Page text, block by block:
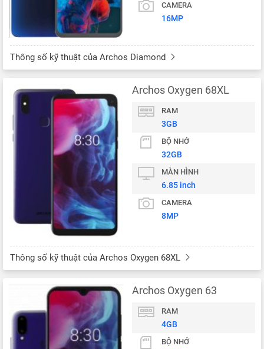
CAMERA
16MP
Thông số kỹ thuật của Archos Diamond
Archos Oxygen 68XL
RAM
3GB
BỘ NHỚ
32GB
MÀN HÌNH
6.85 inch
CAMERA
8MP
Thông số kỹ thuật của Archos Oxygen 68XL
Archos Oxygen 63
RAM
4GB
BỘ NHỚ